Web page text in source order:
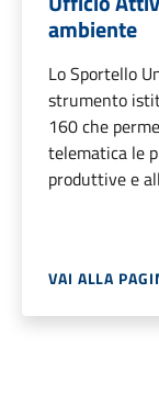
ambiente
Lo Sportello
strumento
160 che
telematica le
produttive e
VAI ALLA